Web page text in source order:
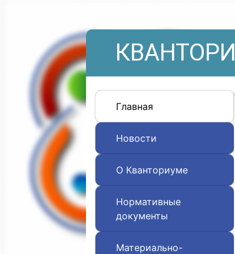
Главная
Новости
О Кванториуме
Нормативные
документы
Материально-